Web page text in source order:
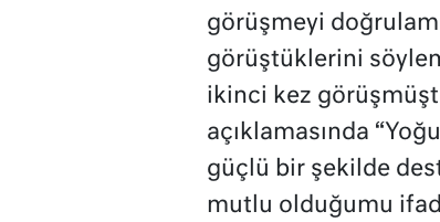
görüşmeyi
görüştüklerini
ikinci kez
açıklamasında
güçlü bir şekilde
mutlu olduğumu